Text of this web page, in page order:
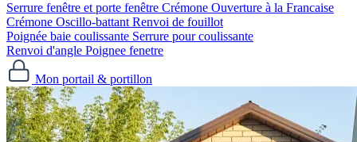
Serrure fenêtre et porte fenêtre
Crémone Ouverture à la Francaise
Crémone Oscillo-battant Renvoi de fouillot
Poignée baie coulissante Serrure pour coulissante
Renvoi d'angle Poignee fenetre
Mon portail & portillon